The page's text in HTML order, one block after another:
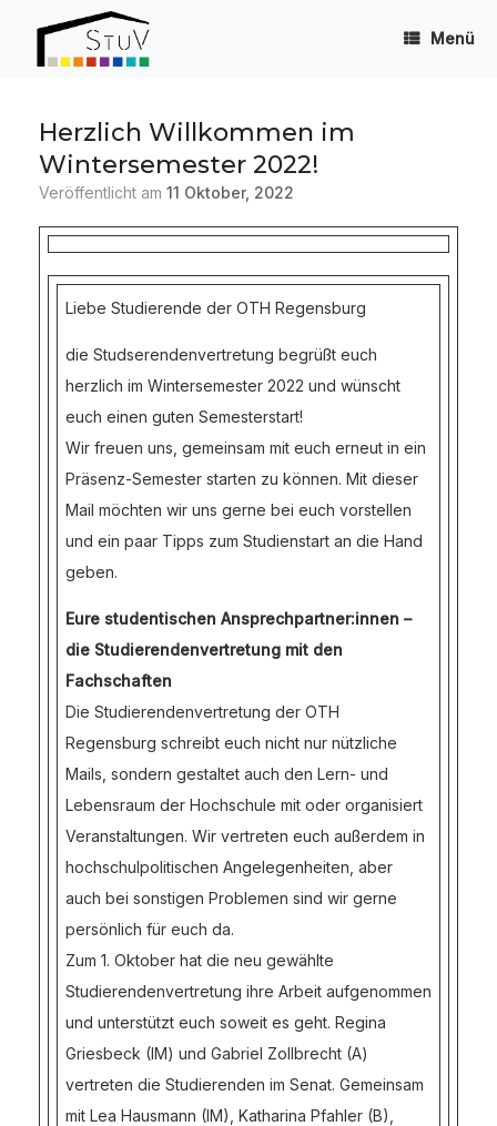
Menü
Herzlich Willkommen im
Wintersemester 2022!
Veröffentlicht am 11 Oktober, 2022
Liebe Studierende der OTH Regensburg
die Studserendenvertretung begrüßt euch
herzlich im Wintersemester 2022 und wünscht
euch einen guten Semesterstart!
Wir freuen uns, gemeinsam mit euch erneut in ein
Präsenz-Semester starten zu können. Mit dieser
Mail möchten wir uns gerne bei euch vorstellen
und ein paar Tipps zum Studienstart an die Hand
geben.
Eure studentischen Ansprechpartner:innen –
die Studierendenvertretung mit den
Fachschaften
Die Studierendenvertretung der OTH
Regensburg schreibt euch nicht nur nützliche
Mails, sondern gestaltet auch den Lern- und
Lebensraum der Hochschule mit oder organisiert
Veranstaltungen. Wir vertreten euch außerdem in
hochschulpolitischen Angelegenheiten, aber
auch bei sonstigen Problemen sind wir gerne
persönlich für euch da.
Zum 1. Oktober hat die neu gewählte
Studierendenvertretung ihre Arbeit aufgenommen
und unterstützt euch soweit es geht. Regina
Griesbeck (IM) und Gabriel Zollbrecht (A)
vertreten die Studierenden im Senat. Gemeinsam
mit Lea Hausmann (IM), Katharina Pfahler (B),